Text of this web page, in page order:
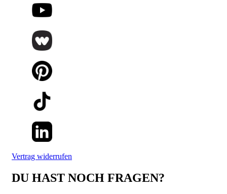
Vertrag widerrufen
DU HAST NOCH FRAGEN?